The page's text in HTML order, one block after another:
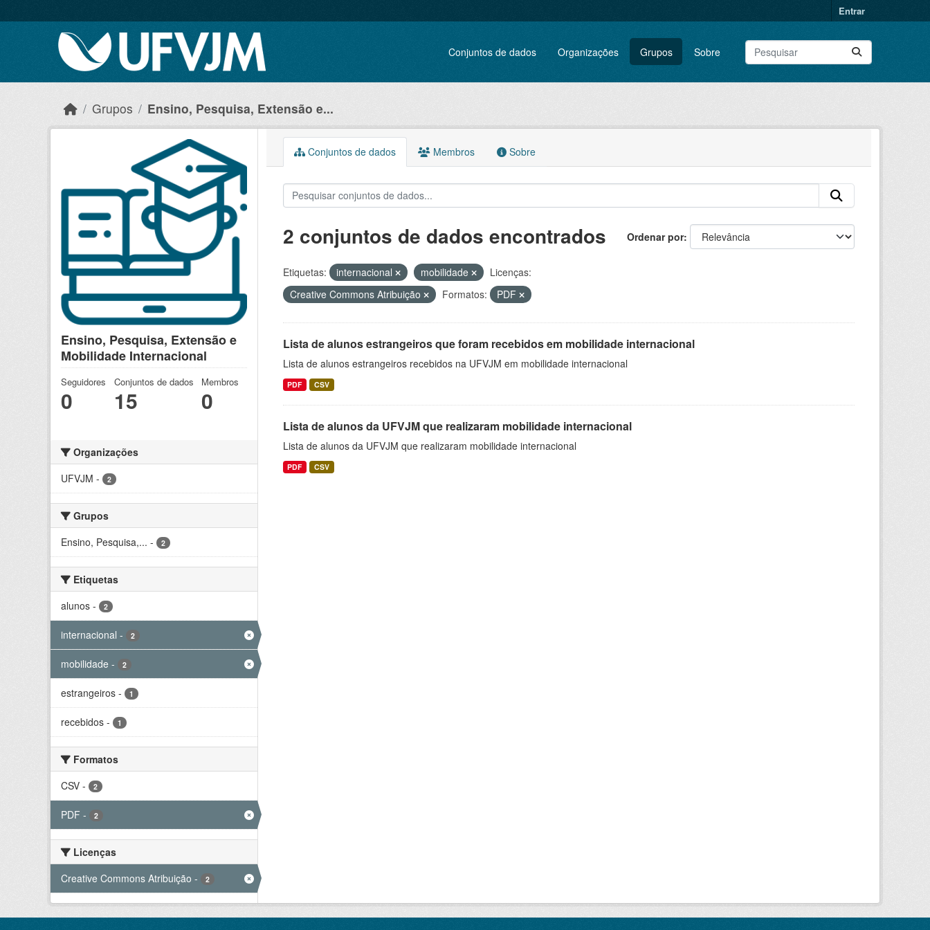
Entrar
Conjuntos de dados Organizações Grupos Sobre
Grupos Ensino, Pesquisa, Extensão e...
Ensino, Pesquisa, Extensão e
Mobilidade Internacional
Seguidores
0
Conjuntos de dados
15
Membros
0
Organizações
UFVJM - 2
Grupos
Ensino, Pesquisa,... - 2
Etiquetas
alunos - 2
internacional - 2
mobilidade - 2
estrangeiros - 1
recebidos - 1
Formatos
CSV - 2
PDF - 2
Licenças
Creative Commons Atribuição - 2
Conjuntos de dados Membros Sobre
Ordenar por
2 conjuntos de dados encontrados
Etiquetas: internacional mobilidade
Licenças:
Creative Commons Atribuição
Formatos: PDF
Lista de alunos estrangeiros que foram recebidos em mobilidade internacional
Lista de alunos estrangeiros recebidos na UFVJM em mobilidade internacional
PDF CSV
Lista de alunos da UFVJM que realizaram mobilidade internacional
Lista de alunos da UFVJM que realizaram mobilidade internacional
PDF CSV